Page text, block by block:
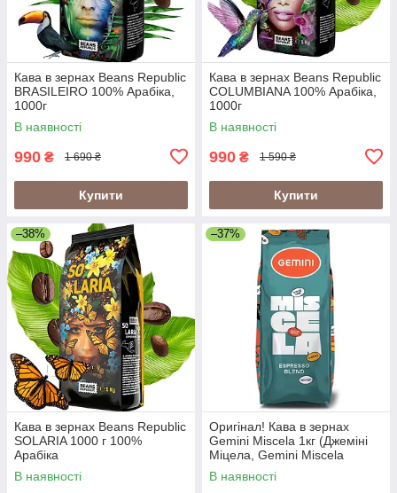
Кава в зернах Beans Republic
BRASILEIRO 100% Арабіка,
1000г
В наявності
990 ₴ 1 690 ₴
Купити
Кава в зернах Beans Republic
COLUMBIANA 100% Арабіка,
1000г
В наявності
990 ₴ 1 590 ₴
Купити
–38%
Кава в зернах Beans Republic
SOLARIA 1000 г 100%
Арабіка
В наявності
–37%
Оригінал! Кава в зернах
Gemini Miscela 1кг (Джеміні
Міцела, Gemini Miscela
Espresso), 60% арабіка/40%
робуста
В наявності